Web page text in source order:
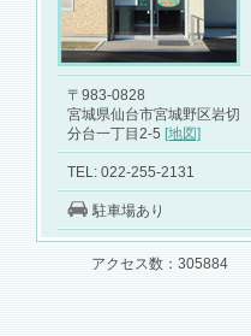
〒983-0828
宮城県仙台市宮城野区岩切
分台一丁目2-5 [地図]
TEL: 022-255-2131
駐車場あり
アクセス数：305884